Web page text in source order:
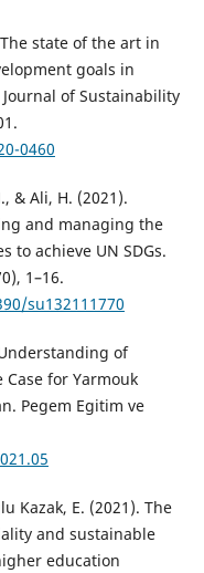
state of the art in
goals in
of Sustainability
0460
& Ali, H. (2021).
and managing the
to achieve UN SDGs.
1–16.
su132111770
of
Case for Yarmouk
Pegem Egitim ve
Kazak, E. (2021). The
and sustainable
education